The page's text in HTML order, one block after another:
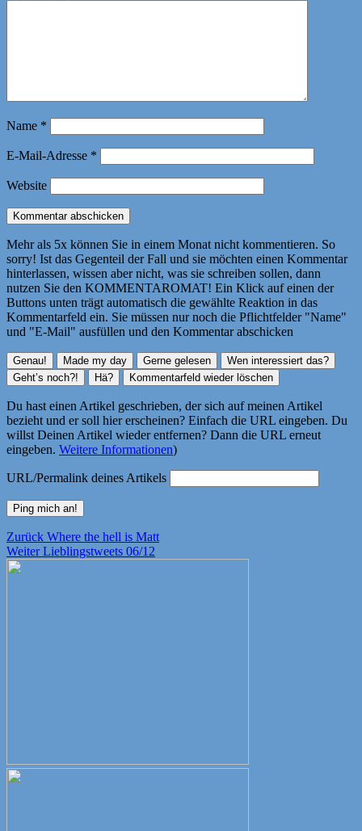
Name *
E-Mail-Adresse *
Website
Mehr als 5x können Sie in einem Monat nicht kommentieren. So
sorry! Ist das Gegenteil der Fall und sie möchten einen Kommentar
hinterlassen, wissen aber nicht, was sie schreiben sollen, dann
nutzen Sie den KOMMENTAROMAT! Ein Klick auf einen der
Buttons unten trägt automatisch die gewählte Reaktion in das
Kommentarfeld ein. Sie müssen nur noch die Pflichtfelder "Name"
und "E-Mail" ausfüllen und den Kommentar abschicken
Du hast einen Artikel geschrieben, der sich auf meinen Artikel
bezieht und er soll hier erscheinen? Einfach die URL eingeben. Du
willst Deinen Artikel wieder entfernen? Dann die URL erneut
eingeben. Weitere Informationen)
URL/Permalink deines Artikels
Beitragsnavigation
Zurück Vorheriger
Beitrag:
Where the hell is Matt
Weiter Nächster
Lieblingstweets 06/12